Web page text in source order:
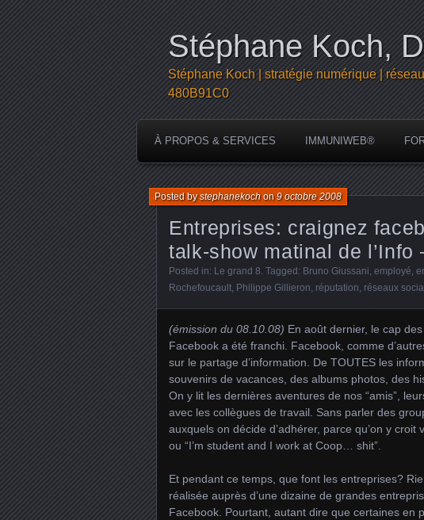
Stéphane Koch,
Stéphane Koch | stratégie numérique |
480B91C0
À PROPOS & SERVICES IMMUNIWEB®
Entreprises: craignez
talk-show matinal de l’Info
Posted bystephanekochon9 octobre 2008
Posted in: Le grand 8. Tagged: Bruno Giussani, employé,
Rochefoucault, Philippe Gillieron, réputation, réseaux
(émission du 08.10.08) En août dernier, le cap
Facebook a été franchi. Facebook, comme
sur le partage d’information. De TOUTES les
souvenirs de vacances, des albums photos, des
On y lit les dernières aventures de nos “amis”,
avec les collègues de travail. Sans parler des
auxquels on décide d’adhérer, parce qu’on y
ou “I’m student and I work at Coop… shit”.
Et pendant ce temps, que font les entreprises?
réalisée auprès d’une dizaine de grandes
Facebook. Pourtant, autant dire que certaines en